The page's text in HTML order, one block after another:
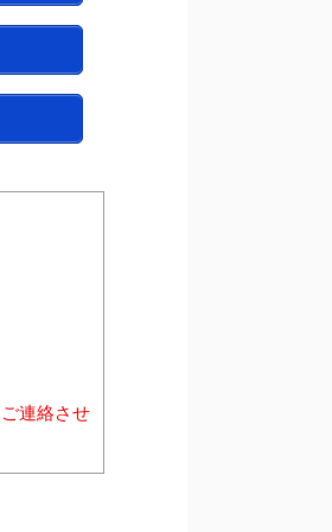
連絡させ